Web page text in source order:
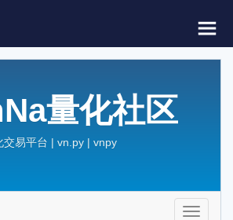
量化社区
交易平台 | vn.py | vnpy
Toggle